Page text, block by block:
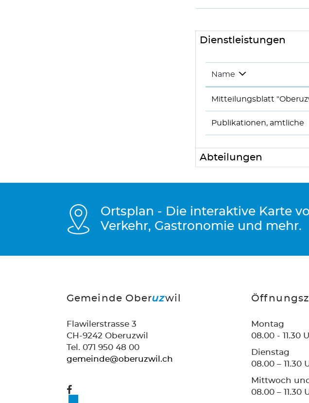
Dienstleistungen
Name
Mitteilungsblatt
Publikationen, amtliche
Abteilungen
Ortsplan - Die interaktive Karte
Verkehr, Gastronomie und mehr.
Gemeinde Oberuzwil
Flawilerstrasse 3
CH-9242 Oberuzwil
Tel. 071 950 48 00
gemeinde@oberuzwil.ch
Montag
08.00 - 11.30
Dienstag
08.00 – 11.30
Mittwoch
08.00 – 11.30